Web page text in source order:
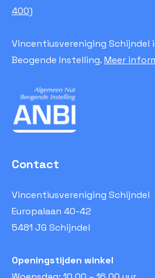
400)
Vincentiusvereniging Schijndel
Beogende Instelling.Meer
Contact
Vincentiusvereniging Schijndel
Europalaan 40-42
5481 JG Schijndel
Openingstijden winkel